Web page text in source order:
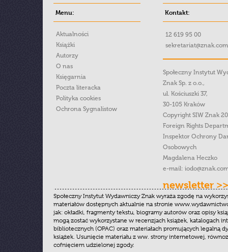
Menu:
Aktualności
Książki
Autorzy
O nas
Księgarnia
Poczta literacka
Polityka cookies
Ochrona Sygnalistow
Kontakt:
12 619 95 00
Społeczny Instytut
Znak Sp. z o.o.,
ul. Kościuszki 37,
30-105 Kraków
Copyright SIW Znak
Foreign Rights
Inspektor Ochrony
Osobowych
Magdalena Heczko
e-mail:
newsletter >>
Społeczny Instytut Wydawniczy Znak wyraża zgodę na
materiałów dostępnych aktualnie na stronie
jak: okładki, fragmenty tekstu, biogramy autorów oraz opisy
mogą zostać wykorzystane w recenzjach książek, katalogach
bibliotecznych (OPAC) oraz materiałach promujących legalną
książek. Usunięcie materiału z ww. strony internetowej,
cofnięciem udzielonej zgody.